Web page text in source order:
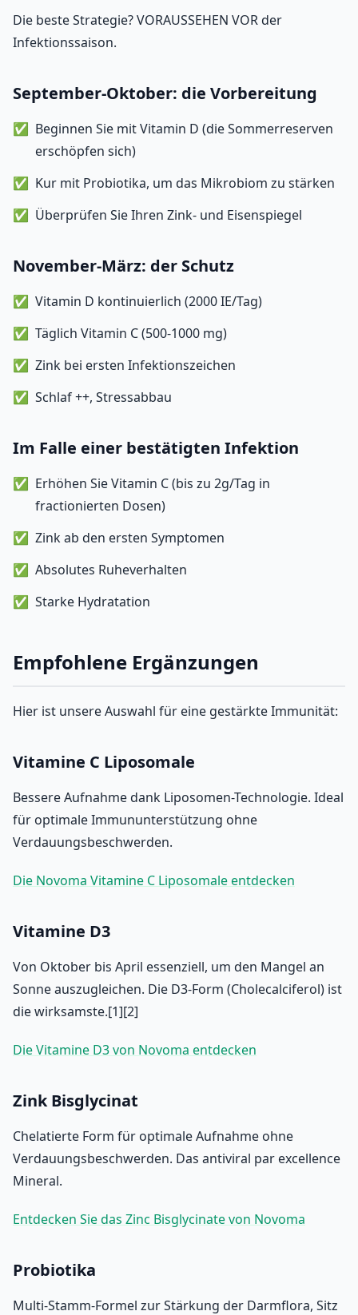
Die beste Strategie? VORAUSSEHEN VOR der
Infektionssaison.
September-Oktober: die Vorbereitung
Beginnen Sie mit Vitamin D (die Sommerreserven
erschöpfen sich)
Kur mit Probiotika, um das Mikrobiom zu stärken
Überprüfen Sie Ihren Zink- und Eisenspiegel
November-März: der Schutz
Vitamin D kontinuierlich (2000 IE/Tag)
Täglich Vitamin C (500-1000 mg)
Zink bei ersten Infektionszeichen
Schlaf ++, Stressabbau
Im Falle einer bestätigten Infektion
Erhöhen Sie Vitamin C (bis zu 2g/Tag in
fractionierten Dosen)
Zink ab den ersten Symptomen
Absolutes Ruheverhalten
Starke Hydratation
Empfohlene Ergänzungen
Hier ist unsere Auswahl für eine gestärkte Immunität:
Vitamine C Liposomale
Bessere Aufnahme dank Liposomen-Technologie. Ideal
für optimale Immununterstützung ohne
Verdauungsbeschwerden.
Die Novoma Vitamine C Liposomale entdecken
Vitamine D3
Von Oktober bis April essenziell, um den Mangel an
Sonne auszugleichen. Die D3-Form (Cholecalciferol) ist
die wirksamste.[1][2]
Die Vitamine D3 von Novoma entdecken
Zink Bisglycinat
Chelatierte Form für optimale Aufnahme ohne
Verdauungsbeschwerden. Das antiviral par excellence
Mineral.
Entdecken Sie das Zinc Bisglycinate von Novoma
Probiotika
Multi-Stamm-Formel zur Stärkung der Darmflora, Sitz